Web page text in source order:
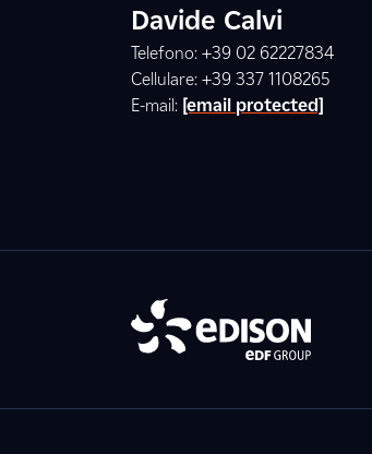
Davide Calvi
Telefono: +39 02 62227834
Cellulare: +39 337 1108265
E-mail: [email protected]